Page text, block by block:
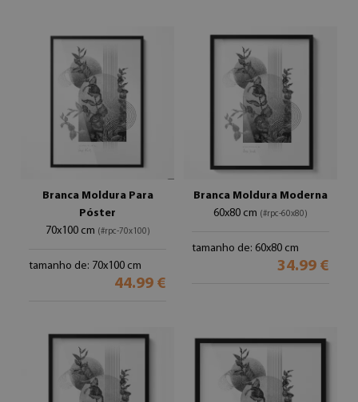
Branca Moldura Para
Póster
70x100 cm (#rpc-70x100)
tamanho de: 70x100 cm
44.99 €
Branca Moldura Moderna
60x80 cm (#rpc-60x80)
tamanho de: 60x80 cm
34.99 €